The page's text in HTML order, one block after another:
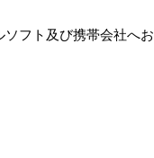
フト及び携帯会社へお